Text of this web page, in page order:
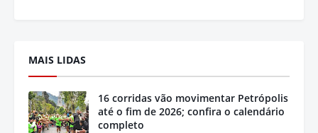
MAIS LIDAS
16 corridas vão movimentar Petrópolis
até o fim de 2026; confira o calendário
completo